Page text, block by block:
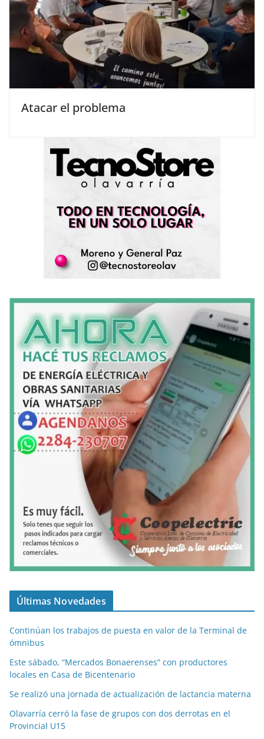
Atacar el problema
Últimas Novedades
Continúan los trabajos de puesta en valor de la Terminal de
ómnibus
Este sábado, “Mercados Bonaerenses” con productores
locales en Casa de Bicentenario
Se realizó una jornada de actualización de lactancia materna
Olavarría cerró la fase de grupos con dos derrotas en el
Provincial U15